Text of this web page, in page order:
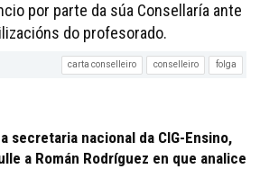
por parte da súa Consellaría ante
do profesorado.
carta conselleiro conselleiro folga
secretaria nacional da CIG-Ensino,
a Román Rodríguez en que analice